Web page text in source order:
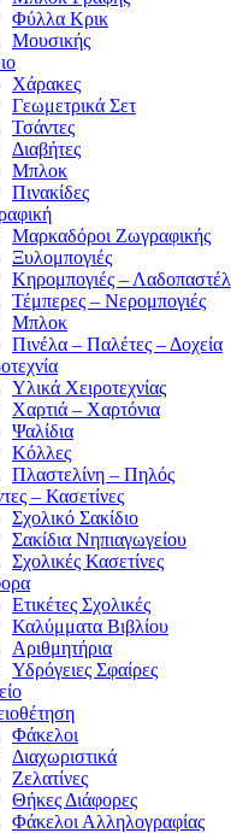
Φύλλα Κρικ
Μουσικής
Χάρακες
Γεωμετρικά Σετ
Τσάντες
Διαβήτες
Μπλοκ
Πινακίδες
Μαρκαδόροι Ζωγραφικής
Ξυλομπογιές
Κηρομπογιές – Λαδοπαστέλ
Τέμπερες – Νερομπογιές
Μπλοκ
Πινέλα – Παλέτες – Δοχεία
Υλικά Χειροτεχνίας
Χαρτιά – Χαρτόνια
Ψαλίδια
Κόλλες
Πλαστελίνη – Πηλός
– Κασετίνες
Σχολικό Σακίδιο
Σακίδια Νηπιαγωγείου
Σχολικές Κασετίνες
Ετικέτες Σχολικές
Καλύμματα Βιβλίου
Αριθμητήρια
Υδρόγειες Σφαίρες
Φάκελοι
Διαχωριστικά
Ζελατίνες
Θήκες Διάφορες
Φάκελοι Αλληλογραφίας